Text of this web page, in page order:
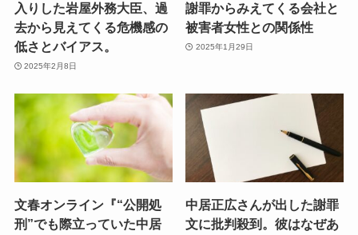
入りした岩屋外務大臣、過
去から見えてくる危機感の
低さとバイアス。
2025年2月8日
謝罪からみえてくる会社と
被害者女性との関係性
2025年1月29日
文春オンライン『“公開処
刑”でも際立っていた中居
中居正広さんが出した謝罪
文に批判殺到。彼はなぜあ